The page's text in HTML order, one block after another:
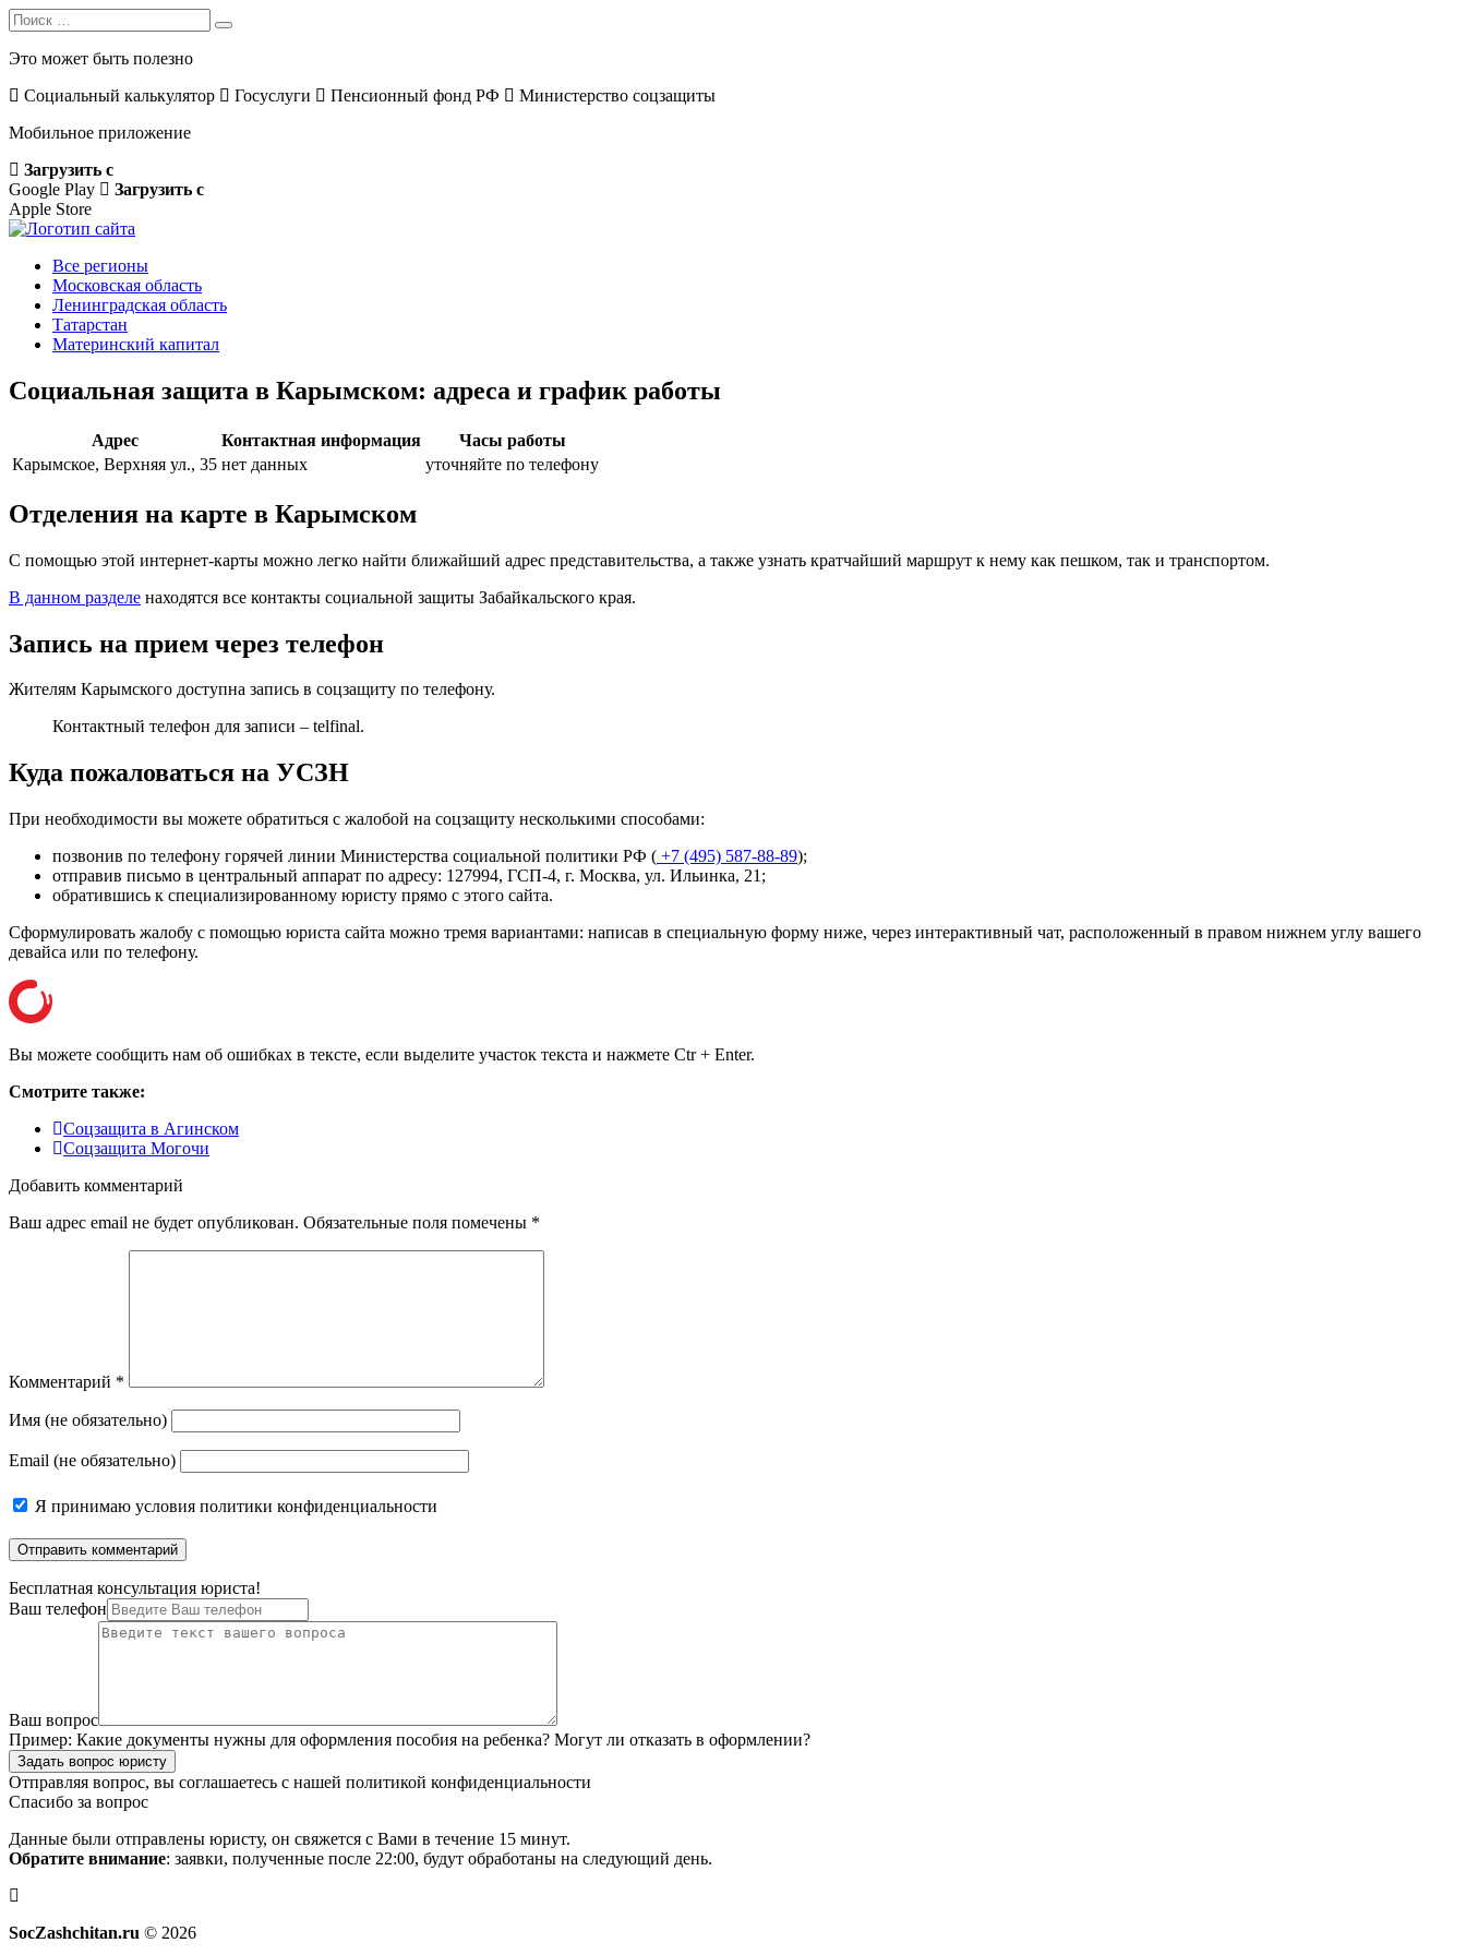
Search
for:
Search
Это может быть полезно
Социальный калькулятор
Госуслуги Пенсионный фонд РФ
Министерство соцзащиты
Мобильное приложение
Загрузить с
Google Play
Загрузить с
Apple Store
Все регионы
Московская область
Ленинградская область
Татарстан
Материнский капитал
Социальная защита в Карымском: адреса и график работы
Адрес Контактная информация
Часы работы
Карымское, Верхняя ул., 35 нет данных уточняйте по телефону
Отделения на карте в Карымском
С помощью этой интернет-карты можно легко найти ближайший адрес представительства, а также узнать кратчайший маршрут к нему как пешком, так и транспортом.
В данном разделе находятся все контакты социальной защиты Забайкальского края.
Запись на прием через телефон
Жителям Карымского доступна запись в соцзащиту по телефону.
Контактный телефон для записи – telfinal.
Куда пожаловаться на УСЗН
При необходимости вы можете обратиться с жалобой на соцзащиту несколькими способами:
позвонив по телефону горячей линии Министерства социальной политики РФ ( +7 (495) 587-88-89);
отправив письмо в центральный аппарат по адресу: 127994, ГСП-4, г. Москва, ул. Ильинка, 21 ;
обратившись к специализированному юристу прямо с этого сайта.
Сформулировать жалобу с помощью юриста сайта можно тремя вариантами: написав в специальную форму ниже, через интерактивный чат, расположенный в правом нижнем углу вашего
девайса или по телефону.
Вы можете сообщить нам об ошибках в тексте, если выделите участок текста и нажмете Ctr + Enter.
Смотрите также:
Соцзащита в Агинском
Соцзащита Могочи
Добавить комментарий
Ваш адрес email не будет опубликован. Обязательные поля помечены *
Комментарий *
Имя (не обязательно)
Email (не обязательно)
Я принимаю условия политики конфиденциальности
Бесплатная консультация юриста!
Ваш телефон
Ваш вопрос
Пример: Какие документы нужны для оформления пособия на ребенка? Могут ли отказать в оформлении?
Задать вопрос юристу
Отправляя вопрос, вы соглашаетесь с нашей политикой конфиденциальности
Спасибо за вопрос
Данные были отправлены юристу, он свяжется с Вами в течение 15 минут.
Обратите внимание: заявки, полученные после 22:00, будут обработаны на следующий день.
SocZashchitan.ru © 2026